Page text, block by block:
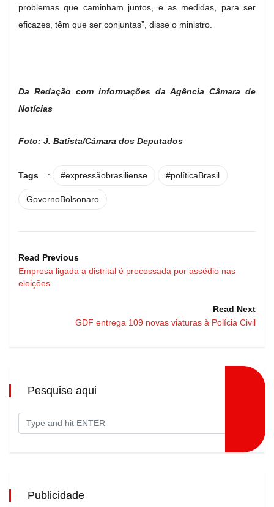
problemas que caminham juntos, e as medidas, para ser
eficazes, têm que ser conjuntas”, disse o ministro.
Da Redação com informações da Agência Câmara de
Notícias
Foto: J. Batista/Câmara dos Deputados
Tags : #expressãobrasiliense #políticaBrasil
GovernoBolsonaro
Read Previous
Empresa ligada a distrital é processada por assédio nas
eleições
Read Next
GDF entrega 109 novas viaturas à Polícia Civil
Pesquise aqui
Publicidade